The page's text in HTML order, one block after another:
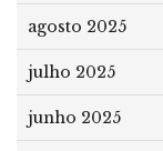
agosto 2025
julho 2025
junho 2025